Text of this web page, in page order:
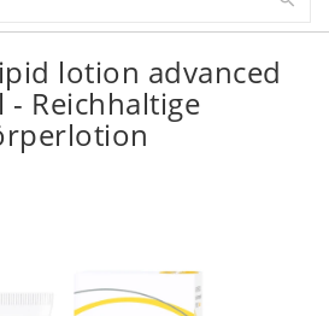
lotion advanced
- Reichhaltige